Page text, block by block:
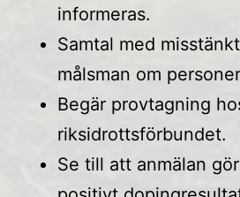
informeras.
Samtal med
målsman om
Begär provtagning
riksidrottsförbundet.
Se till att anmälan